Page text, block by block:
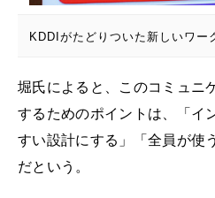
KDDIがたどりついた新しいワー
堀氏によると、このコミュニ
するためのポイントは、「イ
すい設計にする」「全員が
だという。